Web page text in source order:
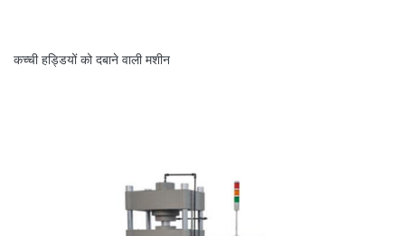
कच्ची हड्डियों को दबाने वाली मशीन